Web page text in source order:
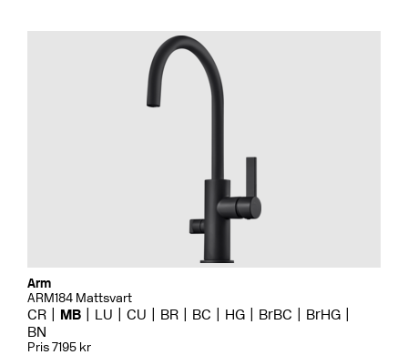
Arm
ARM184 Mattsvart
CR MB LU CU BR BC HG BrBC
BrHG
BN
Pris 7195 kr